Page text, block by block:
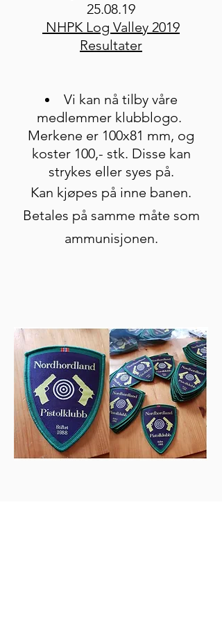
25.08.19
NHPK Log Valley 2019
Resultater​
Vi kan nå tilby våre
medlemmer klubblogo.
Merkene er 100x81 mm, og
koster 100,- stk. Disse kan
strykes eller syes på.
Kan kjøpes på inne banen.
Betales på samme måte som
ammunisjonen.